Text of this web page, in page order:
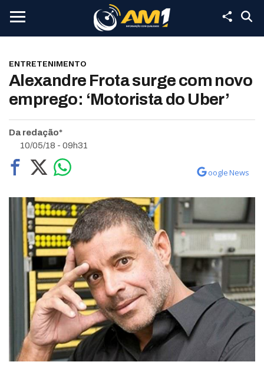
ENTRETENIMENTO
Alexandre Frota surge com novo
emprego: ‘Motorista do Uber’
Da redação*
10/05/18 - 09h31
oogle News